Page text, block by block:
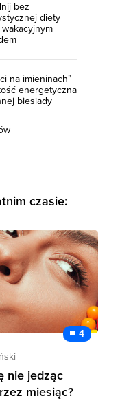
bez
diety
na imieninach”
energetyczna
biesiady
czasie:
4
nie jedząc
miesiąc?